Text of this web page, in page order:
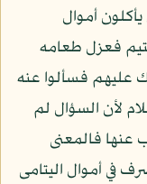
يأكلون أموال
فعزل طعامه
عليهم فسألوا عنه
لأن السؤال لم
عنها فالمعنى
في أموال اليتامى